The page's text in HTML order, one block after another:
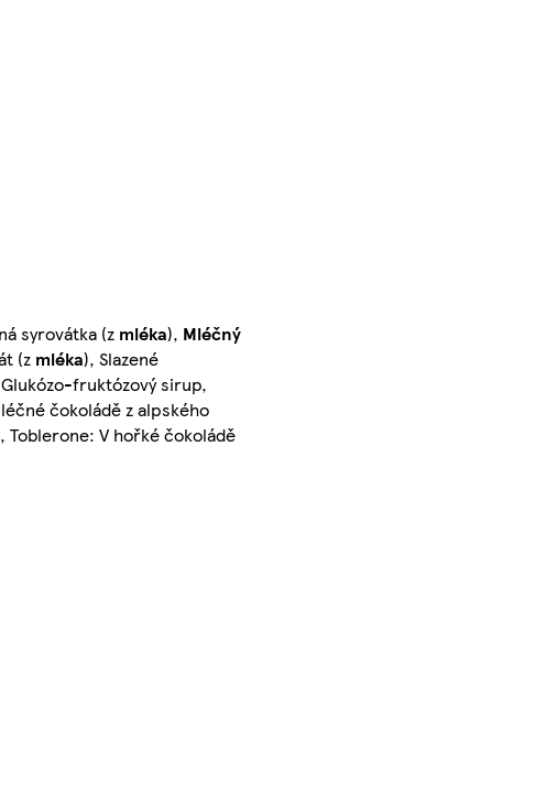
syrovátka (z mléka), Mléčný
(z mléka), Slazené
fruktózový sirup,
čokoládě z alpského
Toblerone: V hořké čokoládě